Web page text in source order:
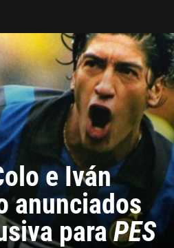
e Iván
anunciados
paraPES